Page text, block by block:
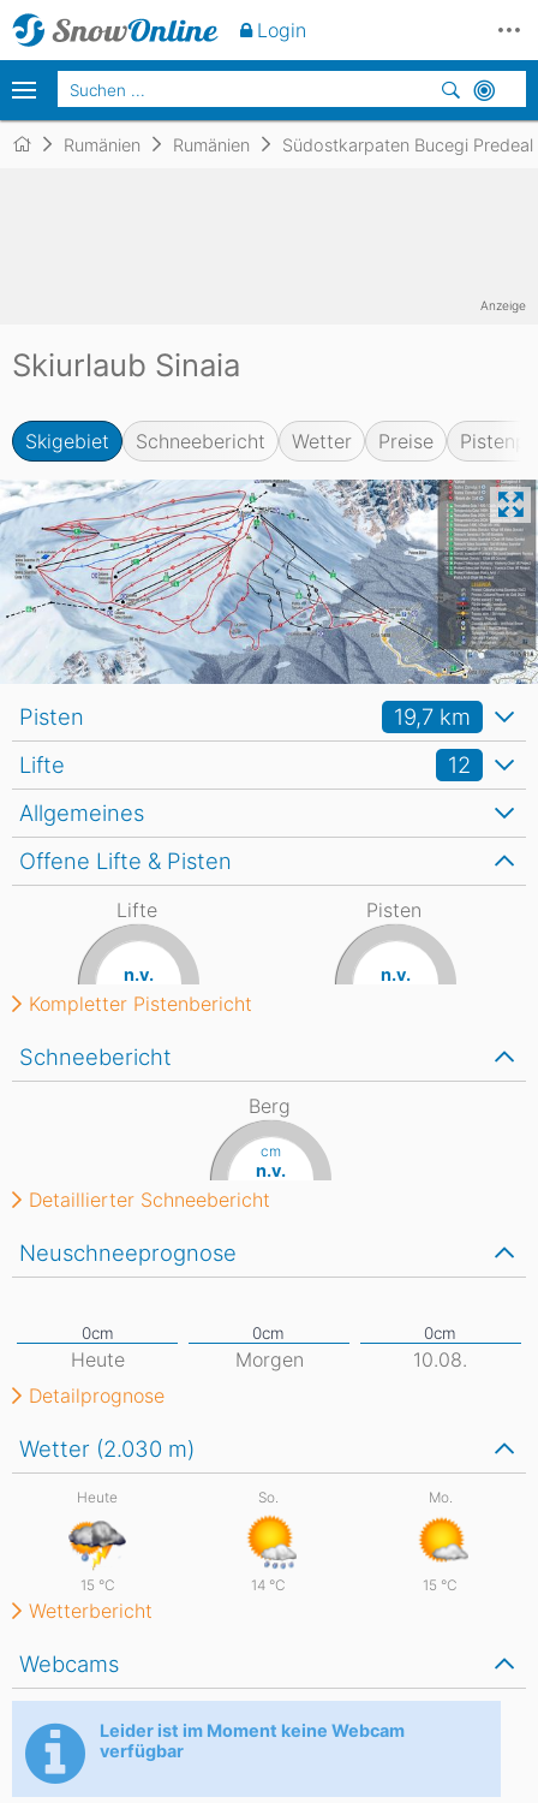
Rumänien Rumänien Südostkarpaten Bucegi Predeal
Skiurlaub Sinaia
Skigebiet Schneebericht Wetter Preise
Anzeige
Allgemeines
Lifte 12
Pisten 19,7 km
Wetter (2.030 m)
Heute
15 °C
So.
14 °C
Mo.
15 °C
Wetterbericht
Webcams
Leider ist im Moment keine Webcam
verfügbar
Schneebericht
Berg
cm
n.v.
Detaillierter Schneebericht
Neuschneeprognose
Heute Morgen
10.08.
Detailprognose
Offene Lifte & Pisten
Lifte
n.v.
Pisten
n.v.
Kompletter Pistenbericht
Login